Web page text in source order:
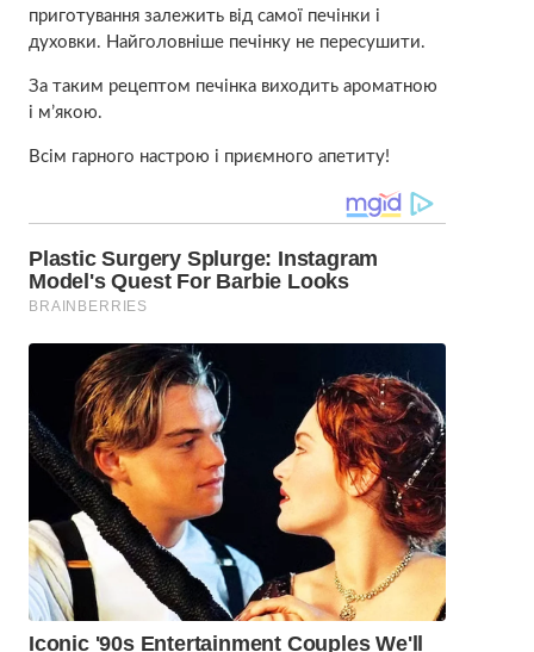
приготування залежить від самої печінки і
духовки. Найголовніше печінку не пересушити.
За таким рецептом печінка виходить ароматною
і м’якою.
Всім гарного настрою і приємного апетиту!